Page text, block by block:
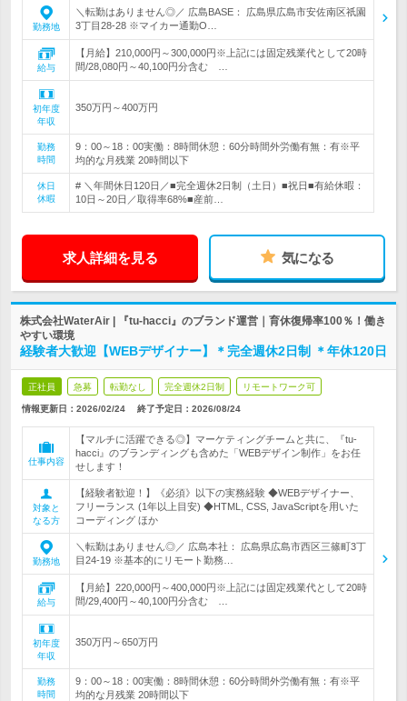
勤務地
＼転勤はありません◎／ 広島BASE： 広島県広島市安佐南区祇園
3丁目28-28 ※マイカー通勤O…
給与
【月給】210,000円～300,000円※上記には固定残業代として20時
間/28,080円～40,100円分含む …
初年度
年収
350万円～400万円
勤務
時間
9：00～18：00実働：8時間休憩：60分時間外労働有無：有※平
均的な月残業 20時間以下
休日
休暇
# ＼年間休日120日／■完全週休2日制（土日）■祝日■有給休暇：
10日～20日／取得率68%■産前…
求人詳細を見る 気になる
株式会社WaterAir | 『tu-hacci』のブランド運営｜育休復帰率100％！働き
やすい環境
経験者大歓迎【WEBデザイナー】＊完全週休2日制 ＊年休120日
正社員 急募 転勤なし 完全週休2日制 リモートワーク可
情報更新日：2026/02/24 終了予定日： 2026/08/24
仕事内容
【マルチに活躍できる◎】マーケティングチームと共に、『tu-
hacci』のブランディングも含めた「WEBデザイン制作」をお任
せします！
対象と
なる方
【経験者歓迎！】《必須》以下の実務経験 ◆WEBデザイナー、
フリーランス (1年以上目安) ◆HTML, CSS, JavaScriptを用いた
コーディング ほか
勤務地
＼転勤はありません◎／ 広島本社： 広島県広島市西区三篠町3丁
目24-19 ※基本的にリモート勤務…
給与
【月給】220,000円～400,000円※上記には固定残業代として20時
間/29,400円～40,100円分含む …
初年度
年収
350万円～650万円
勤務
時間
9：00～18：00実働：8時間休憩：60分時間外労働有無：有※平
均的な月残業 20時間以下